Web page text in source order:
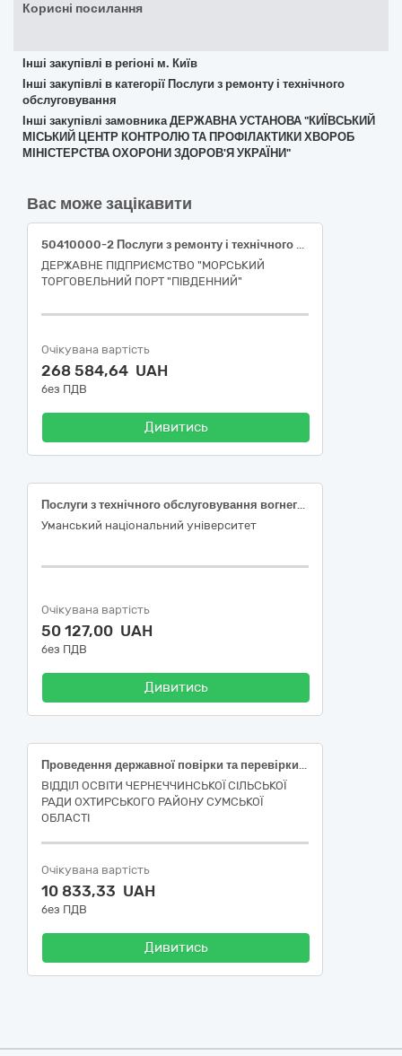
Корисні посилання
Інші закупівлі в регіоні м. Київ
Інші закупівлі в категорії Послуги з ремонту і технічного
обслуговування
Інші закупівлі замовника ДЕРЖАВНА УСТАНОВА "КИЇВСЬКИЙ
МІСЬКИЙ ЦЕНТР КОНТРОЛЮ ТА ПРОФІЛАКТИКИ ХВОРОБ
МІНІСТЕРСТВА ОХОРОНИ ЗДОРОВ'Я УКРАЇНИ"
Вас може зацікавити
50410000-2 Послуги з ремонту і технічного обслуговування вимірювальних, випробувальних і контрольних приладів
ДЕРЖАВНЕ ПІДПРИЄМСТВО "МОРСЬКИЙ
ТОРГОВЕЛЬНИЙ ПОРТ "ПІВДЕННИЙ"
Очікувана вартість
268 584,64 UAH
без ПДВ
Дивитись
Послуги з технічного обслуговування вогнегасників ДК 021:2015 50410000-2 Послуги з ремонту і технічного обслуговування вимірювальних, випробувальних і контрольних приладів
Уманський національний університет
Очікувана вартість
50 127,00 UAH
без ПДВ
Дивитись
Проведення державної повірки та перевірки метрологічних характеристик засобів вимірювальної техніки (ЗВТ) (коректорів та лічильників газу) у котельнях закладів освіти Чернеччинської сільської ради (проведення повірки) за кодом ДК021:2015 - 50410000-2: Послуги з ремонту і технічного обслуговування вимірювальних, випробувальних і контрольних приладів (50411200-1 Послуги з ремонту і технічного обслуговування лічильників газу)
ВІДДІЛ ОСВІТИ ЧЕРНЕЧЧИНСЬКОЇ СІЛЬСЬКОЇ
РАДИ ОХТИРСЬКОГО РАЙОНУ СУМСЬКОЇ
ОБЛАСТІ
Очікувана вартість
10 833,33 UAH
без ПДВ
Дивитись